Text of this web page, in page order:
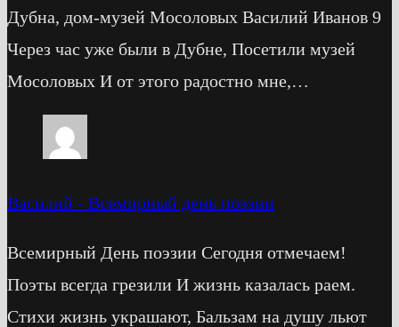
Дубна, дом-музей Мосоловых Василий Иванов 9
Через час уже были в Дубне, Посетили музей
Мосоловых И от этого радостно мне,…
Василий - Всемирный день поэзии
Всемирный День поэзии Сегодня отмечаем!
Поэты всегда грезили И жизнь казалась раем.
Стихи жизнь украшают, Бальзам на душу льют